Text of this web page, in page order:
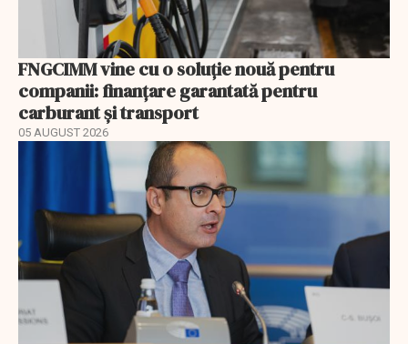
FNGCIMM vine cu o soluție nouă pentru
companii: finanțare garantată pentru
carburant și transport
05 AUGUST 2026